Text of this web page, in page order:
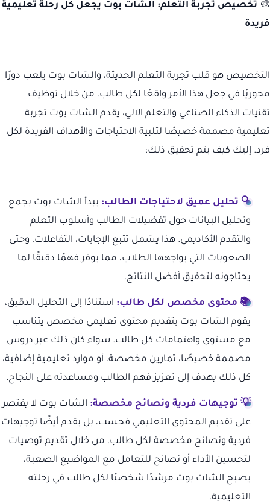
🎨 تخصيص تجربة التعلم: الشات بوت يجعل كل رحلة تعليمية
فريدة
التخصيص هو قلب تجربة التعلم الحديثة، والشات بوت يلعب دورًا
محوريًا في جعل هذا الأمر واقعًا لكل طالب. من خلال توظيف
تقنيات الذكاء الصناعي والتعلم الآلي، يقدم الشات بوت تجربة
تعليمية مصممة خصيصًا لتلبية الاحتياجات والأهداف الفريدة لكل
فرد. إليك كيف يتم تحقيق ذلك:
🔍 تحليل عميق لاحتياجات الطالب: يبدأ الشات بوت بجمع
وتحليل البيانات حول تفضيلات الطالب وأسلوب التعلم
والتقدم الأكاديمي. هذا يشمل تتبع الإجابات، التفاعلات، وحتى
الصعوبات التي يواجهها الطلاب، مما يوفر فهمًا دقيقًا لما
يحتاجونه لتحقيق أفضل النتائج.
📚 محتوى مخصص لكل طالب: استنادًا إلى التحليل الدقيق،
يقوم الشات بوت بتقديم محتوى تعليمي مخصص يتناسب
مع مستوى واهتمامات كل طالب. سواء كان ذلك عبر دروس
مصممة خصيصًا، تمارين مخصصة، أو موارد تعليمية إضافية،
كل ذلك يهدف إلى تعزيز فهم الطالب ومساعدته على النجاح.
💡 توجيهات فردية ونصائح مخصصة: الشات بوت لا يقتصر
على تقديم المحتوى التعليمي فحسب، بل يقدم أيضًا توجيهات
فردية ونصائح مخصصة لكل طالب. من خلال تقديم توصيات
لتحسين الأداء أو نصائح للتعامل مع المواضيع الصعبة،
يصبح الشات بوت مرشدًا شخصيًا لكل طالب في رحلته
التعليمية.